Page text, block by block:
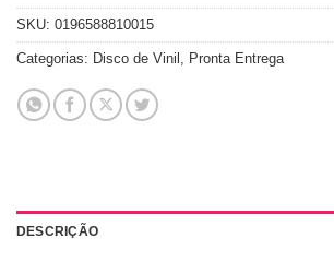
SKU: 0196588810015
Categorias: Disco de Vinil Pronta Entrega
DESCRIÇÃO